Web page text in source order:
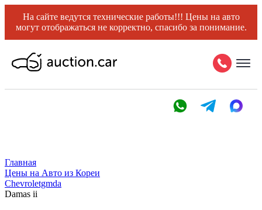
На сайте ведутся технические работы!!! Цены на авто
могут отображаться не корректно, спасибо за понимание.
Главная
Цены на Авто из Кореи
Chevroletgmda
Damas ii